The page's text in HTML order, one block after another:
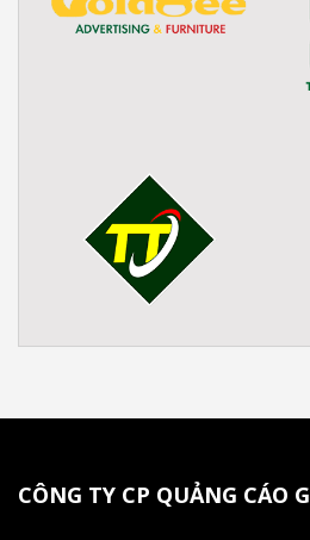
CÔNG TY CP QUẢNG CÁO